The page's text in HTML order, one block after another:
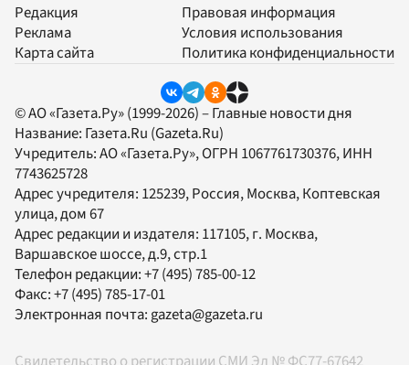
Редакция
Реклама
Карта сайта
Правовая информация
Условия использования
Политика конфиденциальности
© АО «Газета.Ру» (1999-2026) – Главные новости дня
Название: Газета.Ru (Gazeta.Ru)
Учредитель:АО «Газета.Ру», ОГРН 1067761730376, ИНН
7743625728
Адрес учредителя: 125239, Россия, Москва, Коптевская
улица, дом 67
Адрес редакции и издателя: 117105, г. Москва,
Варшавское шоссе, д.9, стр.1
Телефон редакции:+7 (495) 785-00-12
Факс:+7 (495) 785-17-01
Электронная почта:gazeta@gazeta.ru